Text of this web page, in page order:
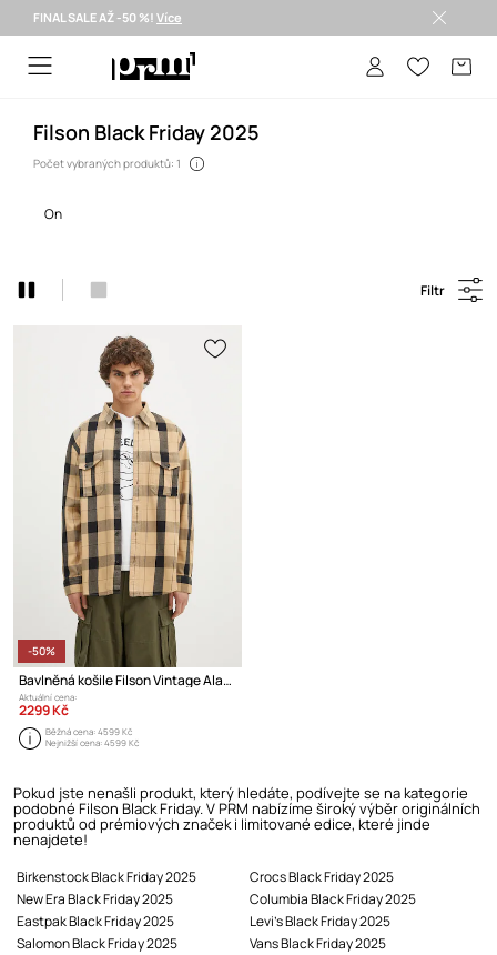
FINAL SALE AŽ -50 %! Více
Filson Black Friday 2025
Počet vybraných produktů: 1
on
Filtr
-50%
Bavlněná košile Filson Vintage Alaskan Guide Shirt
Aktuální cena:
2299 Kč
Běžná cena:4599 Kč
Nejnižší cena:4599 Kč
Pokud jste nenašli produkt, který hledáte, podívejte se na kategorie
podobné Filson Black Friday. V PRM nabízíme široký výběr originálních
produktů od prémiových značek i limitované edice, které jinde
nenajdete!
Birkenstock Black Friday 2025
Crocs Black Friday 2025
New Era Black Friday 2025
Columbia Black Friday 2025
Eastpak Black Friday 2025
Levi's Black Friday 2025
Salomon Black Friday 2025
Vans Black Friday 2025